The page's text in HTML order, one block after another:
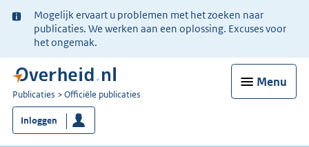
Ter
informatie:
Mogelijk ervaart u problemen met het zoeken naar
publicaties. We werken aan een oplossing. Excuses voor
het ongemak.
Menu
U
bent
nu
hier:
Publicaties Officiële publicaties
Inloggen